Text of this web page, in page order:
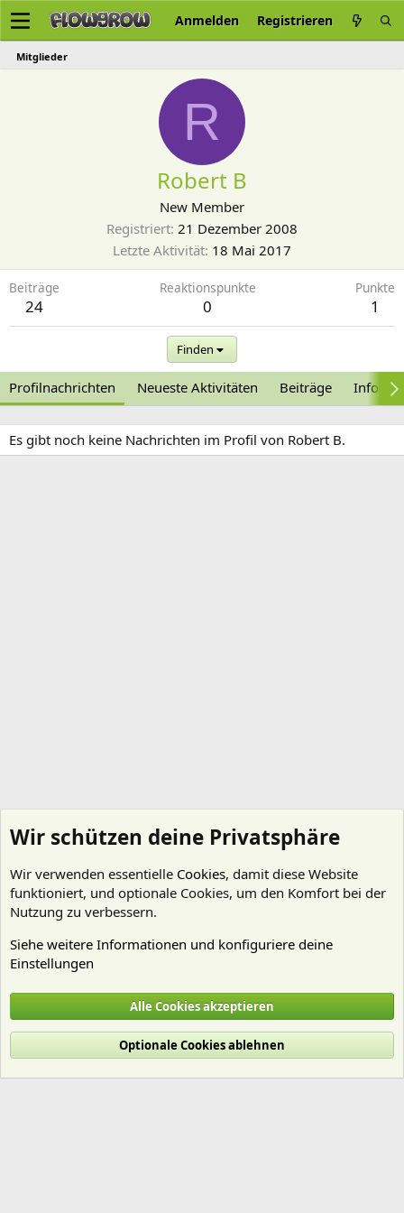
Anmelden Registrieren
Mitglieder
R
Robert B
New Member
Registriert 21 Dezember 2008
Letzte Aktivität 18 Mai 2017
Beiträge
24
Reaktionspunkte
0
Punkte
1
Finden
Profilnachrichten Neueste Aktivitäten Beiträge
Es gibt noch keine Nachrichten im Profil von Robert B.
Cookies
Deutsch (Du)
Nutzungsbedingungen
Datenschutz Hilfe und Impressum
R
Wir schützen deine Privatsphäre
Wir verwenden essentielle Cookies, damit diese Website
funktioniert, und optionale Cookies, um den Komfort bei der
Nutzung zu verbessern.
Siehe weitere Informationen und konfiguriere deine
Einstellungen
Alle Cookies akzeptieren
Optionale Cookies ablehnen